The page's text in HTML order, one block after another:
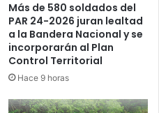
Más de 580 soldados del
PAR 24-2026 juran lealtad
a la Bandera Nacional y se
incorporarán al Plan
Control Territorial
Hace 9 horas